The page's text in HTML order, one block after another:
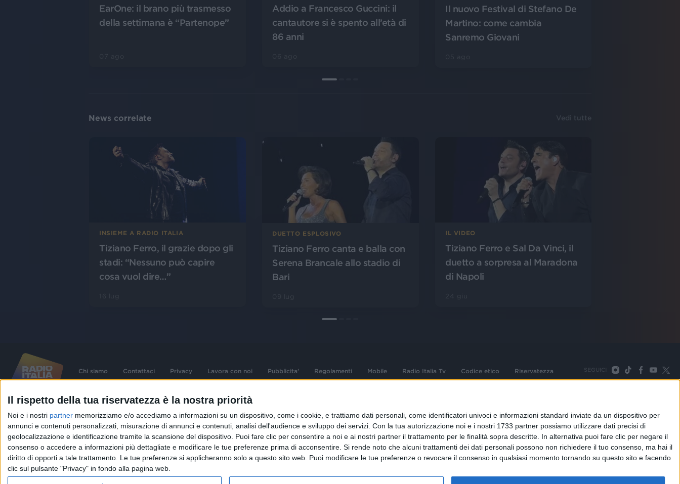
Il rispetto della tua riservatezza è la nostra priorità
Noi e i nostri partner memorizziamo e/o accediamo a informazioni su un dispositivo, come i cookie, e trattiamo dati personali, come identificatori univoci e informazioni standard inviate da un dispositivo per
annunci e contenuti personalizzati, misurazione di annunci e contenuti, analisi dell'audience e sviluppo dei servizi. Con la tua autorizzazione noi e i nostri 1733 partner possiamo utilizzare dati precisi di
geolocalizzazione e identificazione tramite la scansione del dispositivo. Puoi fare clic per consentire a noi e ai nostri partner il trattamento per le finalità sopra descritte. In alternativa puoi fare clic per negare il
consenso o accedere a informazioni più dettagliate e modificare le tue preferenze prima di acconsentire. Si rende noto che alcuni trattamenti dei dati personali possono non richiedere il tuo consenso, ma hai il
diritto di opporti a tale trattamento. Le tue preferenze si applicheranno solo a questo sito web. Puoi modificare le tue preferenze o revocare il consenso in qualsiasi momento tornando su questo sito e facendo
clic sul pulsante "Privacy" in fondo alla pagina web.
EarOne: il brano più trasmesso
della settimana è “Partenope”
Addio a Francesco Guccini: il
cantautore si è spento all’età di
86 anni
Il nuovo Festival di Stefano De
Martino: come cambia
Sanremo Giovani
News correlate Vedi tutte
INSIEME A RADIO ITALIA
Tiziano Ferro, il grazie dopo gli
stadi: “Nessuno può capire
cosa vuol dire…”
DUETTO ESPLOSIVO
Tiziano Ferro canta e balla con
Serena Brancale allo stadio di
Bari
IL VIDEO
Tiziano Ferro e Sal Da Vinci, il
duetto a sorpresa al Maradona
di Napoli
Chi siamo Contattaci Privacy Lavora con noi Pubblicita' Regolamenti Mobile Radio Italia Tv Codice etico Riservatezza SEGUICI
contenute nel sito sono stati assolti gli obblighi derivanti dalla normativa dei diritti d'autore e dei diritti
Capitale Sociale € 580.000,00 interamente versato. Iscr. Reg. Imprese Milano - C.F. e n° iscrizione
06832230152. Iscritta al R.E.A. di Milano al n° 1125258. Testata giornalistica Registrata n°286 - 3 Aprile
1987.
02 25444220
Sede Legale: Via Savona 97, 20144 Milano